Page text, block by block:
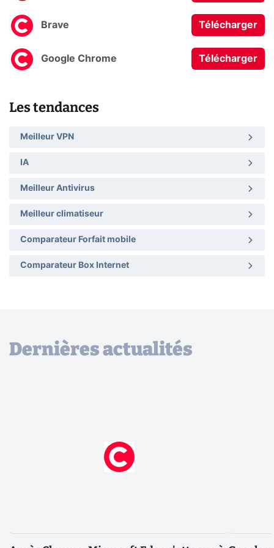
Brave Télécharger
Google Chrome Télécharger
Les tendances
Meilleur VPN
IA
Meilleur Antivirus
Meilleur climatiseur
Comparateur Forfait mobile
Comparateur Box Internet
Dernières actualités